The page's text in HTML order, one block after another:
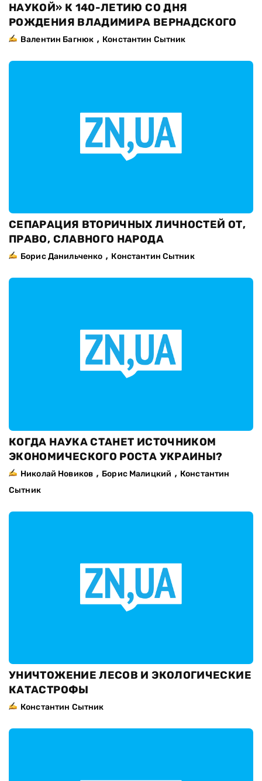
НАУКОЙ» К 140-ЛЕТИЮ СО ДНЯ
РОЖДЕНИЯ ВЛАДИМИРА ВЕРНАДСКОГО
Валентин Багнюк , Константин Сытник
СЕПАРАЦИЯ ВТОРИЧНЫХ ЛИЧНОСТЕЙ ОТ,
ПРАВО, СЛАВНОГО НАРОДА
Борис Данильченко , Константин Сытник
КОГДА НАУКА СТАНЕТ ИСТОЧНИКОМ
ЭКОНОМИЧЕСКОГО РОСТА УКРАИНЫ?
Николай Новиков , Борис Малицкий , Константин
Сытник
УНИЧТОЖЕНИЕ ЛЕСОВ И ЭКОЛОГИЧЕСКИЕ
КАТАСТРОФЫ
Константин Сытник